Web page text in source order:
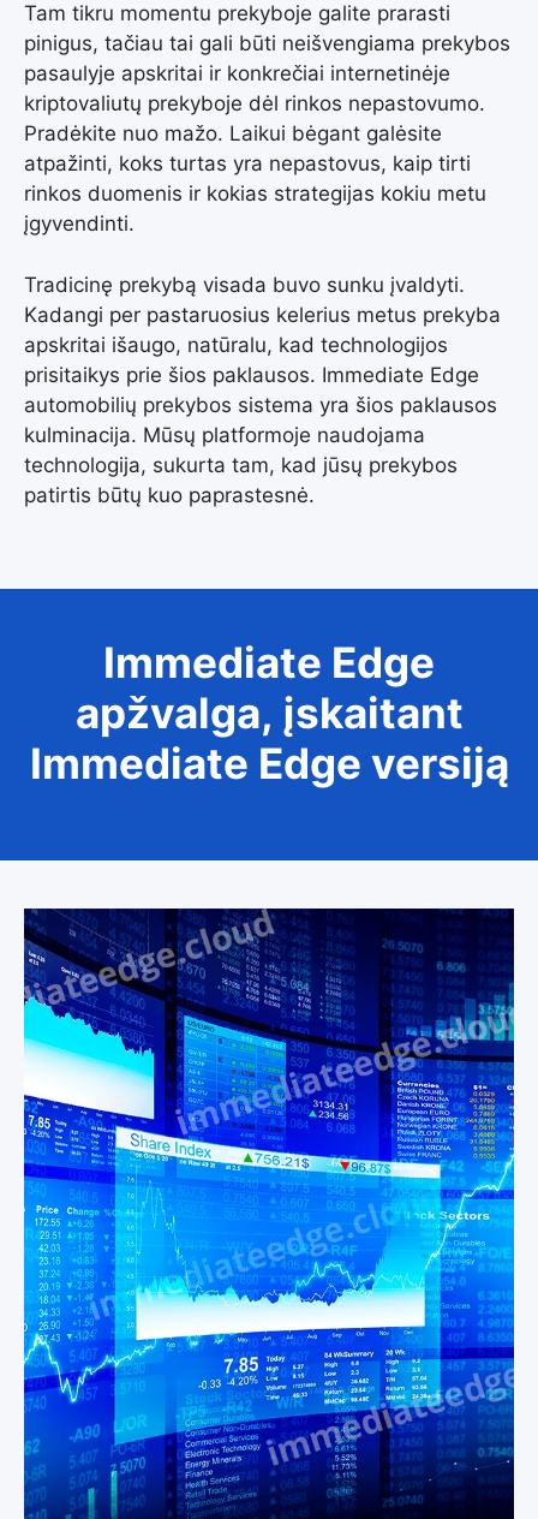
Tam tikru momentu prekyboje galite prarasti
pinigus, tačiau tai gali būti neišvengiama prekybos
pasaulyje apskritai ir konkrečiai internetinėje
kriptovaliutų prekyboje dėl rinkos nepastovumo.
Pradėkite nuo mažo. Laikui bėgant galėsite
atpažinti, koks turtas yra nepastovus, kaip tirti
rinkos duomenis ir kokias strategijas kokiu metu
įgyvendinti.
Tradicinę prekybą visada buvo sunku įvaldyti.
Kadangi per pastaruosius kelerius metus prekyba
apskritai išaugo, natūralu, kad technologijos
prisitaikys prie šios paklausos. Immediate Edge
automobilių prekybos sistema yra šios paklausos
kulminacija. Mūsų platformoje naudojama
technologija, sukurta tam, kad jūsų prekybos
patirtis būtų kuo paprastesnė.
Immediate Edge
apžvalga, įskaitant
Immediate Edge versiją